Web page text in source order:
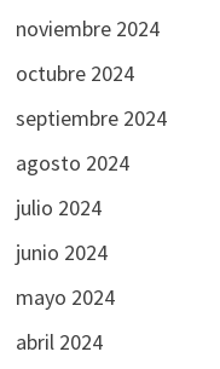
noviembre 2024
octubre 2024
septiembre 2024
agosto 2024
julio 2024
junio 2024
mayo 2024
abril 2024